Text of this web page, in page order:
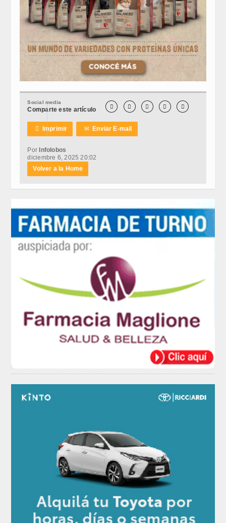
Social media
Comparte este artículo     
 Imprimir ✉Enviar E-mail
PorInfolobos
diciembre 6, 2025 20:02
Volver a la Home